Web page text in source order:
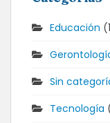
Educación
Sin
Tecnología